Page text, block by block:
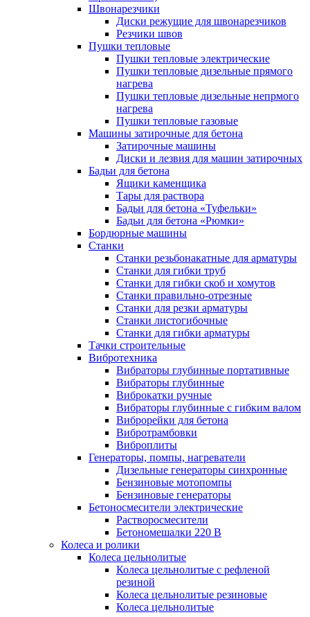
Швонарезчики
Диски режущие для швонарезчиков
Резчики швов
Пушки тепловые
Пушки тепловые электрические
Пушки тепловые дизельные прямого
нагрева
Пушки тепловые дизельные непрмого
нагрева
Пушки тепловые газовые
Машины затирочные для бетона
Затирочные машины
Диски и лезвия для машин затирочных
Бадьи для бетона
Ящики каменщика
Тары для раствора
Бадьи для бетона «Туфельки»
Бадьи для бетона «Рюмки»
Бордюрные машины
Станки
Станки резьбонакатные для арматуры
Станки для гибки труб
Станки для гибки скоб и хомутов
Станки правильно-отрезные
Станки для резки арматуры
Станки листогибочные
Станки для гибки арматуры
Тачки строительные
Вибротехника
Вибраторы глубинные портативные
Вибраторы глубинные
Виброкатки ручные
Вибраторы глубинные с гибким валом
Виброрейки для бетона
Вибротрамбовки
Виброплиты
Генераторы, помпы, нагреватели
Дизельные генераторы синхронные
Бензиновые мотопомпы
Бензиновые генераторы
Бетоносмесители электрические
Растворосмесители
Бетономешалки 220 В
Колеса и ролики
Колеса цельнолитые
Колеса цельнолитые с рефленой
резиной
Колеса цельнолитые резиновые
Колеса цельнолитые